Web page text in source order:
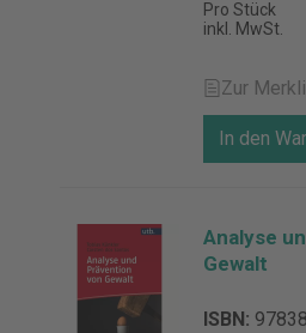
Pro Stück
inkl. MwSt.
Zur
In den
Analyse
Gewalt
ISBN: